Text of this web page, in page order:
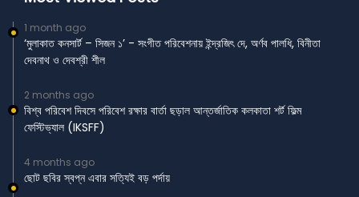
1 month ago
‘মুলাকাত কনসার্ট – সিজন ১’ - সংগীত পরিবেশনায় ইন্দ্রজিৎ দে, অর্ণব পালধি, বিনীতা
দেবনাথ ও দেবশ্রী শীল
2 months ago
বিশ্ব পরিবেশ দিবসে পরিবেশ রক্ষার বার্তা ছড়াল আন্তর্জাতিক কলকাতা শর্ট ফিল্ম
ফেস্টিভ্যাল (IKSFF)
4 months ago
ছোট ছবির স্বপ্ন এবার সত্যিই বড় পর্দায়